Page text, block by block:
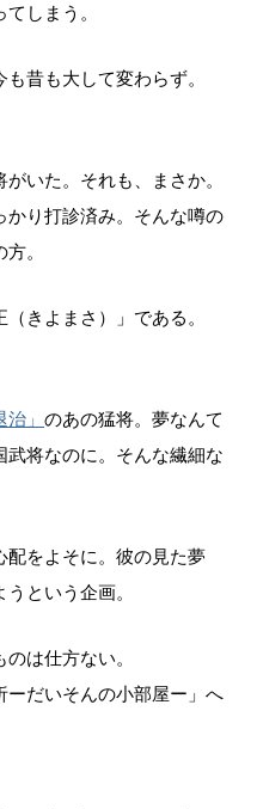
しまう。
昔も大して変わらず。
いた。それも、まさか。
かり打診済み。そんな噂の
。
きよまさ）」である。
治」 のあの猛将。夢なんて
武将なのに。そんな繊細な
配をよそに。彼の見た夢
という企画。
は仕方ない。
ーだいそんの小部屋ー」へ